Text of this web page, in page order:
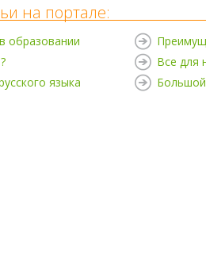
на портале:
образовании
языка
Все для
Большой